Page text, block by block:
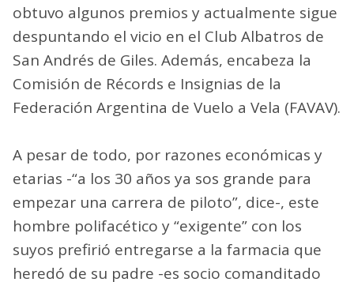
obtuvo algunos premios y actualmente sigue
despuntando el vicio en el Club Albatros de
San Andrés de Giles. Además, encabeza la
Comisión de Récords e Insignias de la
Federación Argentina de Vuelo a Vela (FAVAV).
A pesar de todo, por razones económicas y
etarias -“a los 30 años ya sos grande para
empezar una carrera de piloto”, dice-, este
hombre polifacético y “exigente” con los
suyos prefirió entregarse a la farmacia que
heredó de su padre -es socio comanditado